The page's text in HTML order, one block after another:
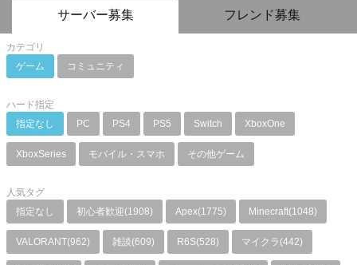
サーバー募集 フレンド募集
カテゴリ
ゲーム
コミュニティ
ハード指定
指定なし
PC PS4 PS5 Switch XboxOne
XboxSeries モバイル・スマホ その他ゲーム
人気タグ
指定なし
初心者歓迎(1908) Apex(1775) Minecraft(1048)
VALORANT(962) 雑談(609) R6S(528) マイクラ(442)